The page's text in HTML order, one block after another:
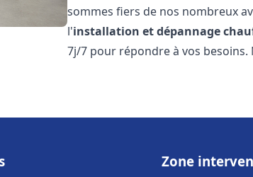
sommes fiers de nos nombreux
l'installation et dépannage
7j/7 pour répondre à vos besoins.
Zone